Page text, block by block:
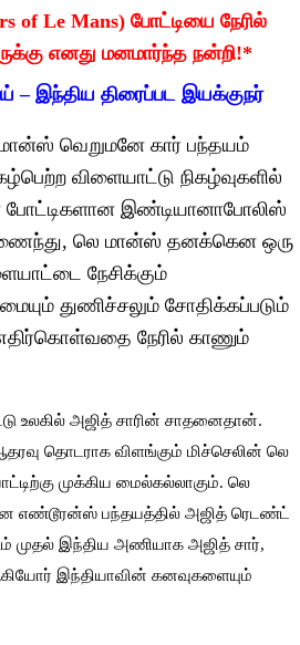
of Le Mans) போட்டியை நேரில்
எனது மனமார்ந்த நன்றி!*
–இந்திய திரைப்பட இயக்குநர்
வெறுமனே கார் பந்தயம்
விளையாட்டு நிகழ்வுகளில்
போட்டிகளான இண்டியானாபோலிஸ்
லெ மான்ஸ் தனக்கென ஒரு
நேசிக்கும்
துணிச்சலும் சோதிக்கப்படும்
நேரில் காணும்
உலகில் அஜித் சாரின் சாதனைதான்.
தொடராக விளங்கும் மிச்செலின் லெ
முக்கிய மைல்கல்லாகும். லெ
எண்டூரன்ஸ் பந்தயத்தில் அஜித் ரெடண்ட்
முதல் இந்திய அணியாக அஜித் சார்,
இந்தியாவின் கனவுகளையும்